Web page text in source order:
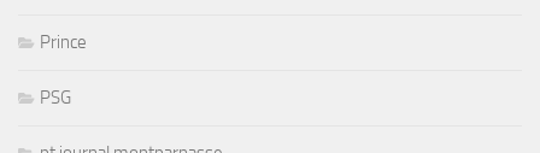
Prince
PSG